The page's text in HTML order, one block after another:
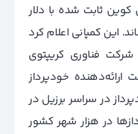
ثابت شده با دلار
این کمپانی اعلام کرد
فناوری کریپتوی
خودپرداز
در بیش از 24,000 خودپرداز در سراسر برزیل در
در هزار شهر کشور